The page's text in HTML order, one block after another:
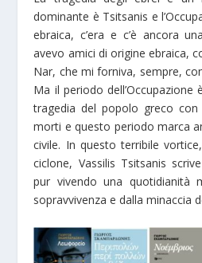
dominante è Tsitsanis e
ebraica, c’era e c’è ancora
avevo amici di origine ebraica,
Nar, che mi forniva, sempre,
Ma il periodo dell’Occupazione
tragedia del popolo greco
morti e questo periodo marca
civile. In questo terribile
ciclone, Vassilis Tsitsanis
pur vivendo una quotidianità
sopravvivenza e dalla minaccia